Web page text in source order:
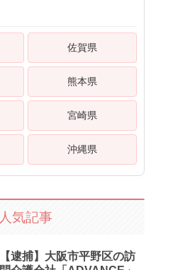
佐賀県
熊本県
宮崎県
沖縄県
人気記事
【逮捕】大阪市平野区の訪